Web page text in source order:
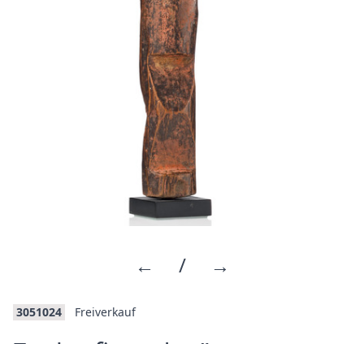
← / →
3051024 Freiverkauf